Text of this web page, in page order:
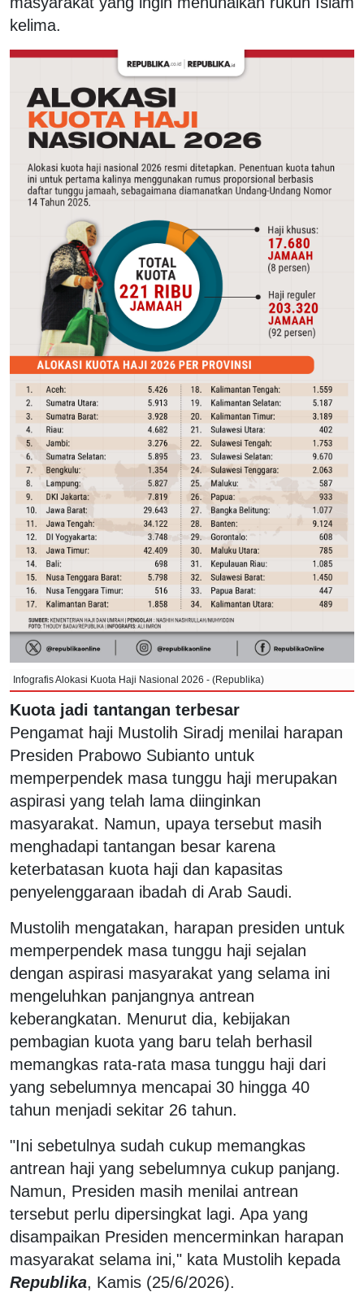
kelima.
Infografis Alokasi Kuota Haji Nasional 2026 - (Republika)
Kuota jadi tantangan terbesar
Pengamat haji Mustolih Siradj menilai harapan
Presiden Prabowo Subianto untuk
memperpendek masa tunggu haji merupakan
aspirasi yang telah lama diinginkan
masyarakat. Namun, upaya tersebut masih
menghadapi tantangan besar karena
keterbatasan kuota haji dan kapasitas
penyelenggaraan ibadah di Arab Saudi.
Mustolih mengatakan, harapan presiden untuk
memperpendek masa tunggu haji sejalan
dengan aspirasi masyarakat yang selama ini
mengeluhkan panjangnya antrean
keberangkatan. Menurut dia, kebijakan
pembagian kuota yang baru telah berhasil
memangkas rata-rata masa tunggu haji dari
yang sebelumnya mencapai 30 hingga 40
tahun menjadi sekitar 26 tahun.
"Ini sebetulnya sudah cukup memangkas
antrean haji yang sebelumnya cukup panjang.
Namun, Presiden masih menilai antrean
tersebut perlu dipersingkat lagi. Apa yang
disampaikan Presiden mencerminkan harapan
masyarakat selama ini," kata Mustolih kepada
Republika, Kamis (25/6/2026).